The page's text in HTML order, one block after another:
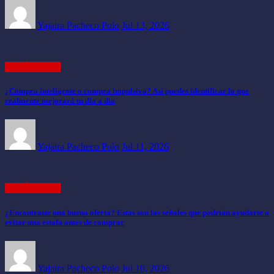
Yajaira Pacheco Polo Jul 13, 2026
¿Compra inteligente o compra impulsiva? Así puedes identificar lo que
realmente mejorará tu día a día
Yajaira Pacheco Polo Jul 11, 2026
¿Encontraste una buena oferta? Estas son las señales que podrían ayudarte a
evitar una estafa antes de comprar
Yajaira Pacheco Polo Jul 10, 2026